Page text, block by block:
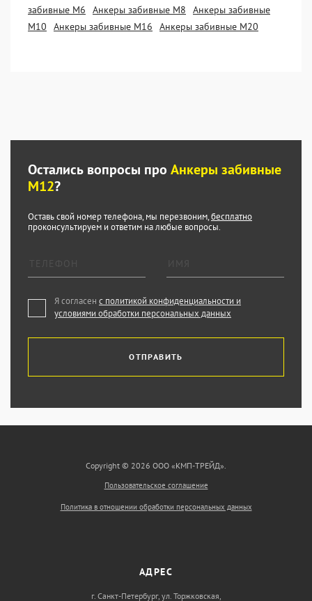
забивные М6
Анкеры забивные М8
Анкеры забивные
М10
Анкеры забивные М16 Анкеры забивные М20
Остались вопросы про Анкеры забивные
М12?
Оставь свой номер телефона, мы перезвоним,бесплатно
проконсультируем и ответим на любые вопросы.
Я согласен с политикой конфиденциальности и
условиями обработки персональных данных
ОТПРАВИТЬ
Copyright © 2026 ООО «КМП-ТРЕЙД».
Пользовательское соглашение
Политика в отношении обработки персональных данных
АДРЕС
г. Санкт-Петербург, ул. Торжковская,